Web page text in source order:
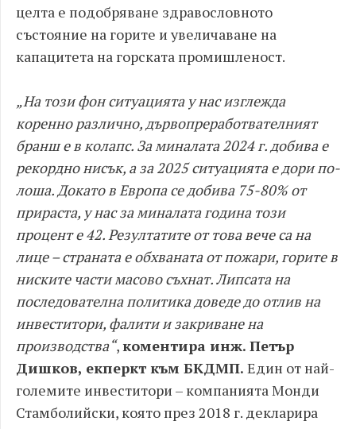
целта е подобряване здравословното
състояние на горите и увеличаване на
капацитета на горската промишленост.
„На този фон ситуацията у нас изглежда
коренно различно, дървопреработвателният
бранш е в колапс. За миналата 2024 г. добива е
рекордно нисък, а за 2025 ситуацията е дори по-
лоша. Докато в Европа се добива 75-80% от
прираста, у нас за миналата година този
процент е 42. Резултатите от това вече са на
лице – страната е обхваната от пожари, горите в
ниските части масово съхнат. Липсата на
последователна политика доведе до отлив на
инвеститори, фалити и закриване на
производства“,коментира инж. Петър
Дишков, екперкт към БКДМП. Един от най-
големите инвеститори – компанията Монди
Стамболийски, която през 2018 г. декларира